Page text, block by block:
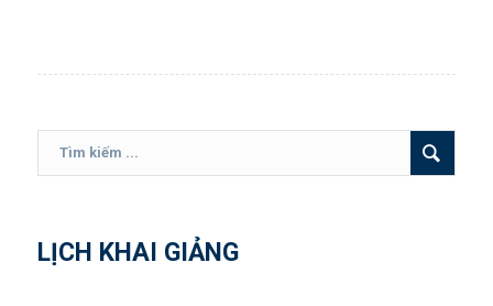
LỊCH KHAI GIẢNG